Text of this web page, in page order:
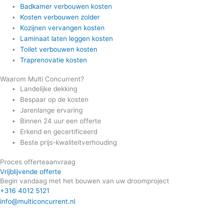
Badkamer verbouwen kosten
Kosten verbouwen zolder
Kozijnen vervangen kosten
Laminaat laten leggen kosten
Toilet verbouwen kosten
Traprenovatie kosten
Waarom Multi Concurrent?
Landelijke dekking
Bespaar op de kosten
Jarenlange ervaring
Binnen 24 uur een offerte
Erkend en gecertificeerd
Beste prijs-kwaliteitverhouding
Proces offerteaanvraag
Vrijblijvende offerte
Begin vandaag met het bouwen van uw droomproject
+316 4012 5121
info@multiconcurrent.nl